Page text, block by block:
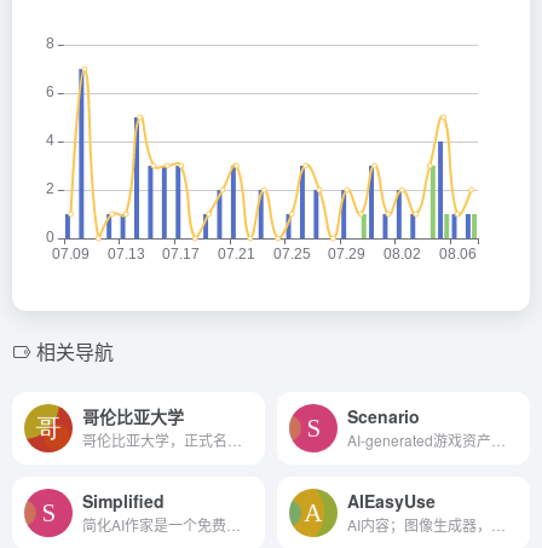
相关导航
哥伦比亚大学 Scenario
Simplified AIEasyUse